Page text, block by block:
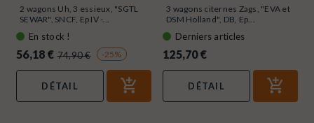
2 wagons Uh, 3 essieux, "SGTL
SEWAR", SNCF, Ep IV -...
En stock !
56,18 € 74,90 € -25%
DÉTAIL
3 wagons citernes Zags, "EVA et
DSM Holland", DB, Ep...
Derniers articles
125,70 €
DÉTAIL